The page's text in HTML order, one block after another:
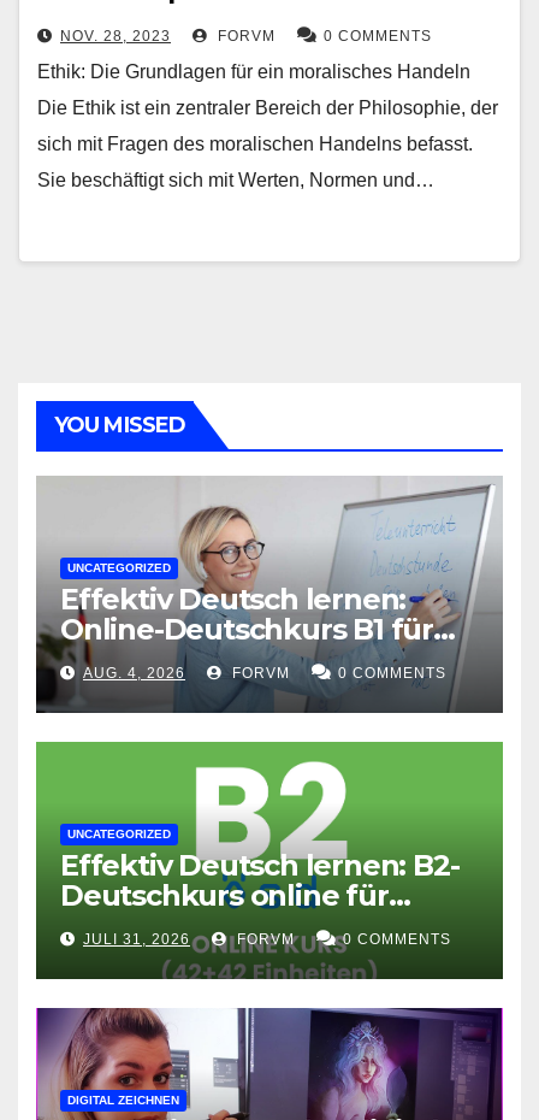
NOV. 28, 2023 FORVM 0 COMMENTS
Ethik: Die Grundlagen für ein moralisches Handeln
Die Ethik ist ein zentraler Bereich der Philosophie, der
sich mit Fragen des moralischen Handelns befasst.
Sie beschäftigt sich mit Werten, Normen und…
YOU MISSED
UNCATEGORIZED
Effektiv Deutsch lernen:
Online-Deutschkurs B1 für
flexible Lernerfolge
AUG. 4, 2026 FORVM 0 COMMENTS
UNCATEGORIZED
Effektiv Deutsch lernen: B2-
Deutschkurs online für
Fortgeschrittene
JULI 31, 2026 FORVM 0 COMMENTS
DIGITAL ZEICHNEN